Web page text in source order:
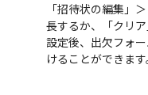
「招待状の編集」
長するか、「クリ
設定後、出欠フォ
けることができます